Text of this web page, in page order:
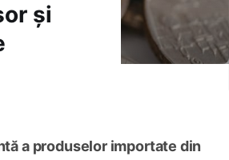
și
a produselor importate din